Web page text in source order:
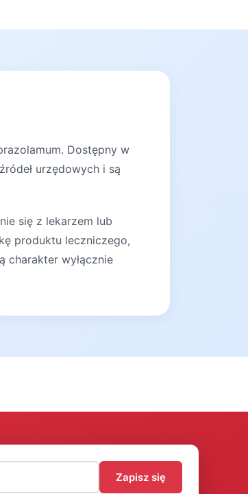
Dostępny w
urzędowych i są
się z lekarzem lub
produktu leczniczego,
charakter wyłącznie
Zapisz się